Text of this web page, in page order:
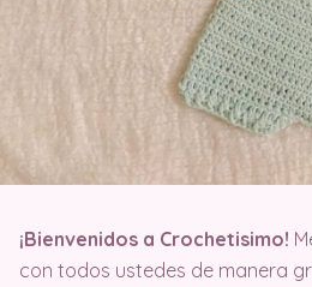
¡Bienvenidos a Crochetisimo!
con todos ustedes de manera